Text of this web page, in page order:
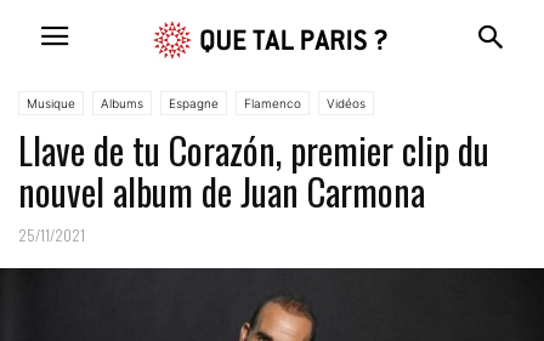
Musique Albums Espagne Flamenco Vidéos
Llave de tu Corazón, premier clip du
nouvel album de Juan Carmona
25/11/2021